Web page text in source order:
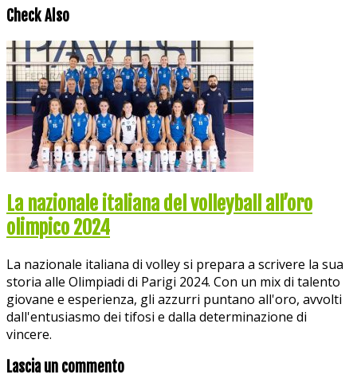
Check Also
La nazionale italiana del volleyball all’oro
olimpico 2024
La nazionale italiana di volley si prepara a scrivere la sua
storia alle Olimpiadi di Parigi 2024. Con un mix di talento
giovane e esperienza, gli azzurri puntano all'oro, avvolti
dall'entusiasmo dei tifosi e dalla determinazione di
vincere.
Lascia un commento